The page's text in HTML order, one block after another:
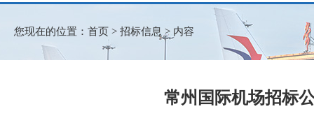
您现在的位置： 首页 > 招标信息 > 内容
常州国际机场招标